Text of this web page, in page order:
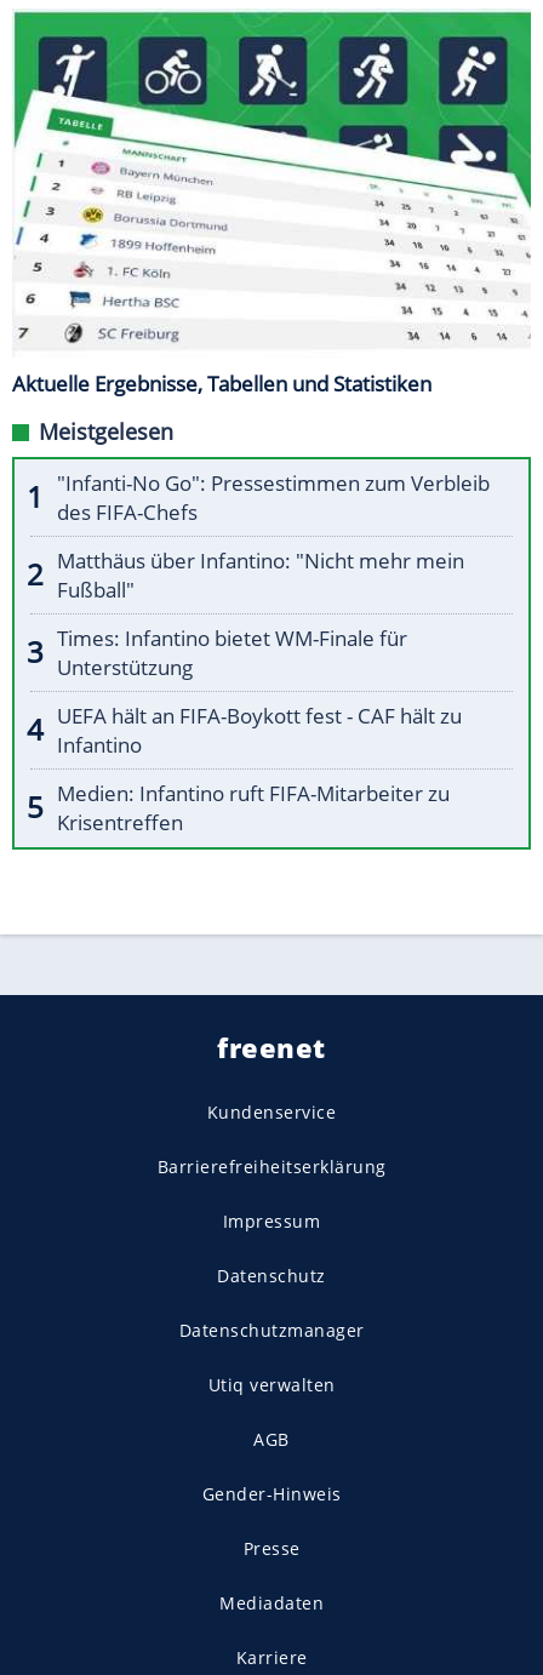
Aktuelle Ergebnisse, Tabellen und Statistiken
Meistgelesen
"Infanti-No Go": Pressestimmen zum Verbleib
des FIFA-Chefs
Matthäus über Infantino: "Nicht mehr mein
Fußball"
Times: Infantino bietet WM-Finale für
Unterstützung
UEFA hält an FIFA-Boykott fest - CAF hält zu
Infantino
Medien: Infantino ruft FIFA-Mitarbeiter zu
Krisentreffen
freenet
Kundenservice
Barrierefreiheitserklärung
Impressum
Datenschutz
Datenschutzmanager
Utiq verwalten
AGB
Gender-Hinweis
Presse
Mediadaten
Karriere